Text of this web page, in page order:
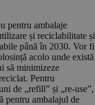
pentru ambalaje
și reciclabilitate și
până în 2030. Vor fi
acolo unde există
să minimizeze
Pentru
de „refill” și „re-use”,
pentru ambalajul de